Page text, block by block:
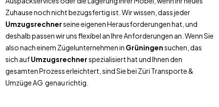
Zuhause noch nicht bezugsfertig ist. Wir wissen, dass jeder
Umzugsrechnerseine eigenen Herausforderungen hat, und
deshalb passen wir uns flexibel an Ihre Anforderungen an. Wenn Sie
also nach einem Zügelunternehmen in Grüningensuchen, das
sich aufUmzugsrechnerspezialisiert hat und Ihnen den
gesamten Prozess erleichtert, sind Sie bei Züri Transporte &
Umzüge AG genau richtig.